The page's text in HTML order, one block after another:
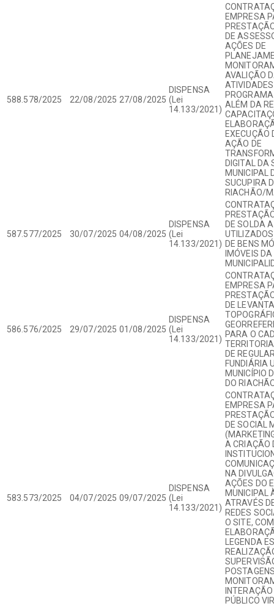
588.578/2025 22/08/2025 27/08/2025
DISPENSA
(Lei
14.133/2021)
EMPRESA
DE
AÇÕES DE
AVALIÇÃO
ALÉM DA
EXECUÇÃO
AÇÃO DE
DIGITAL DA
MUNICIPAL
SUCUPIRA
RIACHÃO/
587.577/2025 30/07/2025 04/08/2025
DISPENSA
(Lei
14.133/2021)
DE SOLDA
DE BENS
IMÓVEIS DA
586.576/2025 29/07/2025 01/08/2025
DISPENSA
(Lei
14.133/2021)
EMPRESA
DE
PARA O
DE
FUNDIÁRIA
MUNICÍPIO
DO
583.573/2025 04/07/2025 09/07/2025
DISPENSA
(Lei
14.133/2021)
EMPRESA
DE SOCIAL
A CRIAÇÃO
NA
AÇÕES DO
MUNICIPAL
ATRAVÉS
REDES
O SITE,
LEGENDA
PÚBLICO